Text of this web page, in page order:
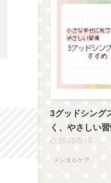
3グッドシング
く、やさしい
2025/5/13
メンタルケア